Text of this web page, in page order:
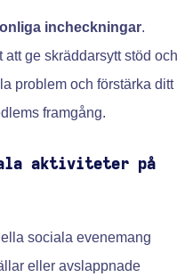
incheckningar.
ge skräddarsytt stöd och
problem och förstärka ditt
framgång.
aktiviteter på
sociala evenemang
eller avslappnade